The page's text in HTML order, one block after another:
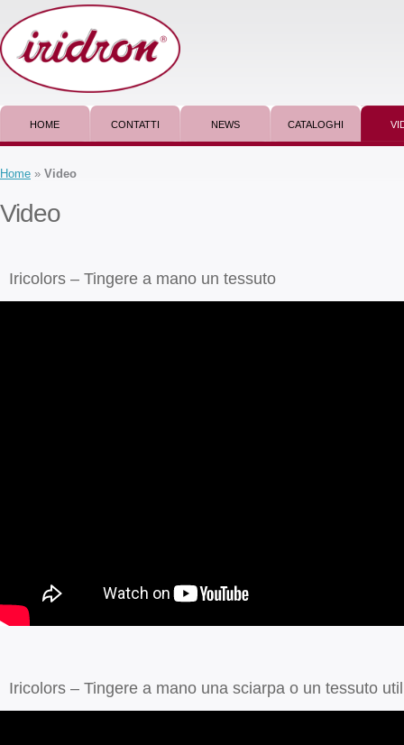
HOME CONTATTI NEWS CATALOGHI
Home » Video
Video
Iricolors – Tingere a mano un tessuto
Iricolors – Tingere a mano una sciarpa o un tessuto